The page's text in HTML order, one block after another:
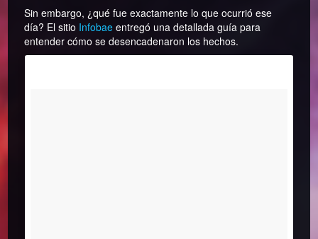
Sin embargo, ¿qué fue exactamente lo que ocurrió ese
día? El sitio Infobae entregó una detallada guía para
entender cómo se desencadenaron los hechos.